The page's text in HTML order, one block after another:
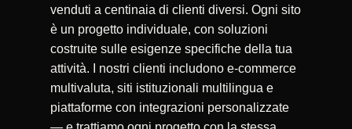
venduti a centinaia di clienti diversi. Ogni sito
è un progetto individuale, con soluzioni
costruite sulle esigenze specifiche della tua
attività. I nostri clienti includono e-commerce
multivaluta, siti istituzionali multilingua e
piattaforme con integrazioni personalizzate